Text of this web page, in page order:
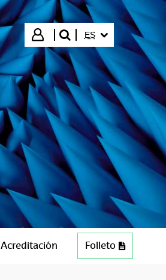
Iniciar sesión
buscar"
IDIOMA
ES
Acreditación Folleto